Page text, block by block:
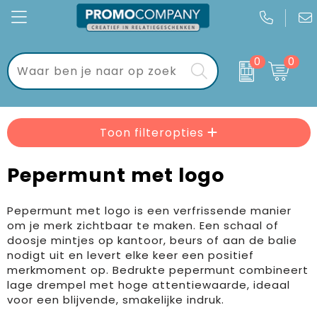
0 0
Kantoor
Gadgets
Keycords & sleutelhangers
Eten & drinken
Sport & vrije tijd
Wonen & lifestyle
Tassen
Bloemen, planten en bomen
Drank en Borrel
Handdoeken, Kleding en Tassen
Mokken, flessen en bekers
Verkeer en Reizen
Brievenbuspakketten
Brievenbustaart
Dag van de Zorg
Geschenksets
Golf geschenkverpakkingen
Kerstgeschenken
Kraamcadeaus
Pakketten voor elke gelegenheid
Toon filteropties
Pepermunt met logo
Pepermunt met logo is een verfrissende manier
om je merk zichtbaar te maken. Een schaal of
doosje mintjes op kantoor, beurs of aan de balie
nodigt uit en levert elke keer een positief
merkmoment op. Bedrukte pepermunt combineert
lage drempel met hoge attentiewaarde, ideaal
voor een blijvende, smakelijke indruk.